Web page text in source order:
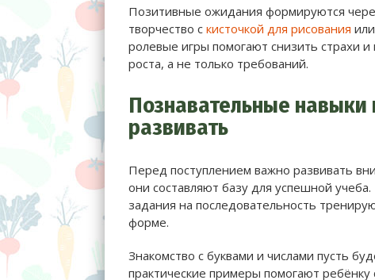
Позитивные ожидания формируются
творчество с кисточкой для рисования
ролевые игры помогают снизить страхи
роста, а не только требований.
Познавательные навыки
развивать
Перед поступлением важно развивать
они составляют базу для успешной
задания на последовательность
форме.
Знакомство с буквами и числами пусть
практические примеры помогают